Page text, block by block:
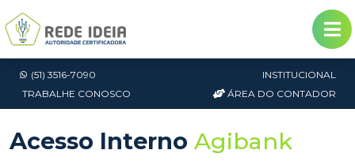
(51) 3516-7090
INSTITUCIONAL
TRABALHE CONOSCO
ÁREA DO CONTADOR
Acesso Interno Agibank